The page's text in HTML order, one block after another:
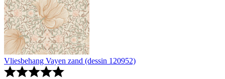
Vliesbehang Vayen zand (dessin 120952)